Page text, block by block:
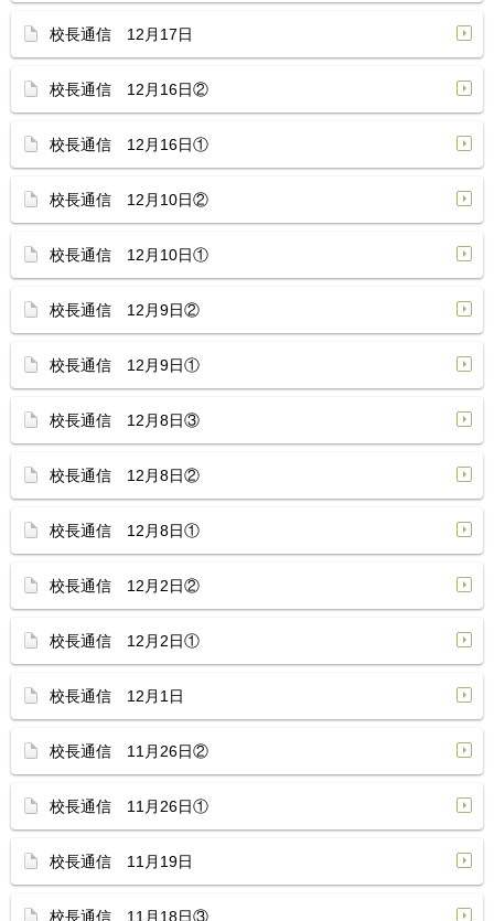
校長通信 12月17日
校長通信 12月16日②
校長通信 12月16日①
校長通信 12月10日②
校長通信 12月10日①
校長通信 12月9日②
校長通信 12月9日①
校長通信 12月8日③
校長通信 12月8日②
校長通信 12月8日①
校長通信 12月2日②
校長通信 12月2日①
校長通信 12月1日
校長通信 11月26日②
校長通信 11月26日①
校長通信 11月19日
校長通信 11月18日③